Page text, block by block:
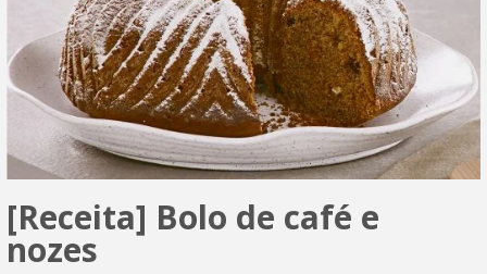
[Receita] Bolo de café e
nozes